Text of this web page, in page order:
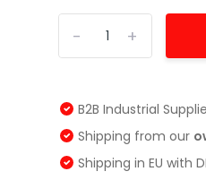
+
-
B2B Industrial
Shipping from our
Shipping in EU with